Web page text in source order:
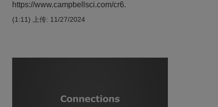
https://www.campbellsci.com/cr6.
(1:11) 上传: 11/27/2024